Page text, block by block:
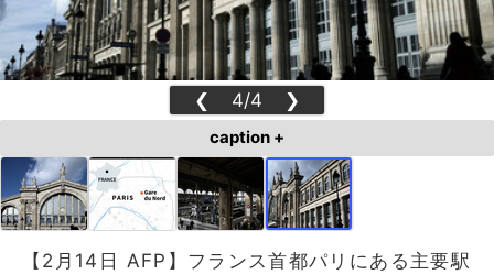
❮ 4/4 ❯
caption +
【2月14日 AFP】フランス首都パリにある主要駅